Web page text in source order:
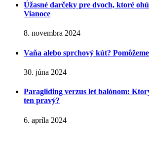
Úžasné darčeky pre dvoch, ktoré
Vianoce
8. novembra 2024
Vaňa alebo sprchový kút?
30. júna 2024
Paragliding verzus let balónom:
ten pravý?
6. apríla 2024